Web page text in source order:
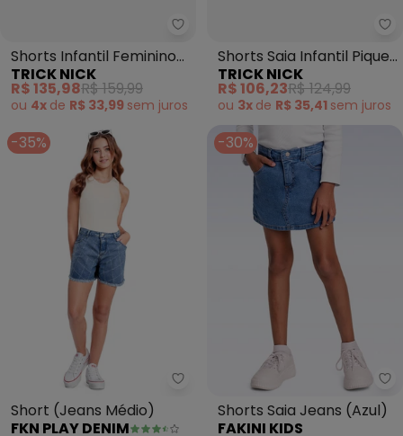
Trick Nick - Shorts Infantil
Shorts Infantil Feminino
(Azul)
TRICK NICK
R$ 135,98R$ 159,99
ou 4x de R$ 33,99 sem juros
Shorts Saia Infantil Piquet
(Bege)
TRICK NICK
R$ 106,23R$ 124,99
ou 3x de R$ 35,41 sem juros
-35%
Fkn Play Denim -
Short (Jeans Médio)
FKN PLAY DENIM
-30%
Shorts Saia Jeans (Azul)
FAKINI KIDS